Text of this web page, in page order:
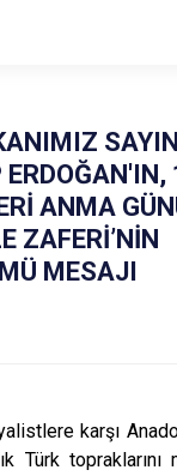
SAYIN
ERDOĞAN'IN,
ANMA
ZAFERİ’NİN
MESAJI
karşı
Türk